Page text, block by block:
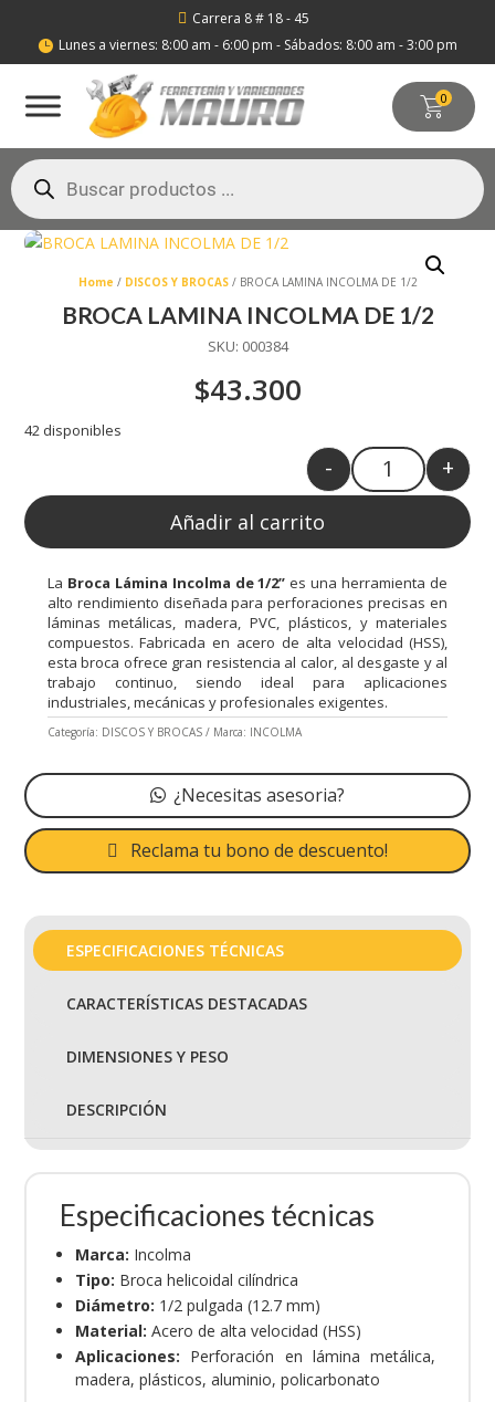
 Carrera 8 # 18 - 45
 Lunes a viernes: 8:00 am - 6:00 pm - Sábados: 8:00 am - 3:00 pm
0
Búsqueda
de
productos
Home / DISCOS Y BROCAS/ BROCA LAMINA INCOLMA DE 1/2
BROCA LAMINA INCOLMA DE 1/2
SKU: 000384
$43.300
42 disponibles
Quantity
- +
Añadir al carrito
La Broca Lámina Incolma de 1/2” es una herramienta de
alto rendimiento diseñada para perforaciones precisas en
láminas metálicas, madera, PVC, plásticos, y materiales
compuestos. Fabricada en acero de alta velocidad (HSS),
esta broca ofrece gran resistencia al calor, al desgaste y al
trabajo continuo, siendo ideal para aplicaciones
industriales, mecánicas y profesionales exigentes.
Categoría: DISCOS Y BROCAS Marca: INCOLMA
¿Necesitas asesoria?
Reclama tu bono de descuento!
ESPECIFICACIONES TÉCNICAS
CARACTERÍSTICAS DESTACADAS
DIMENSIONES Y PESO
DESCRIPCIÓN
Especificaciones técnicas
Marca: Incolma
Tipo: Broca helicoidal cilíndrica
Diámetro: 1/2 pulgada (12.7 mm)
Material: Acero de alta velocidad (HSS)
Aplicaciones: Perforación en lámina metálica,
madera, plásticos, aluminio, policarbonato